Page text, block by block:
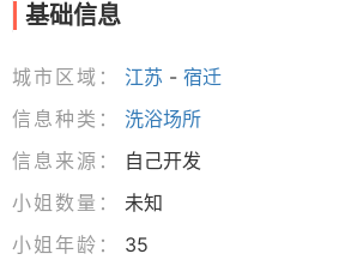
基础信息
城市区域： 江苏 - 宿迁
信息种类：
洗浴场所
信息来源：
自己开发
小姐数量：
未知
小姐年龄：
35